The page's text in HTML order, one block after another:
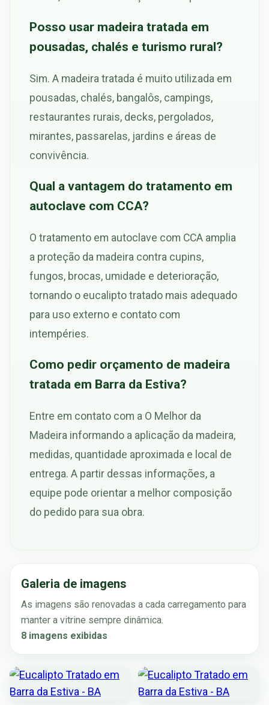
Posso usar madeira tratada em
pousadas, chalés e turismo rural?
Sim. A madeira tratada é muito utilizada em
pousadas, chalés, bangalôs, campings,
restaurantes rurais, decks, pergolados,
mirantes, passarelas, jardins e áreas de
convivência.
Qual a vantagem do tratamento em
autoclave com CCA?
O tratamento em autoclave com CCA amplia
a proteção da madeira contra cupins,
fungos, brocas, umidade e deterioração,
tornando o eucalipto tratado mais adequado
para uso externo e contato com
intempéries.
Como pedir orçamento de madeira
tratada em Barra da Estiva?
Entre em contato com a O Melhor da
Madeira informando a aplicação da madeira,
medidas, quantidade aproximada e local de
entrega. A partir dessas informações, a
equipe pode orientar a melhor composição
do pedido para sua obra.
Galeria de imagens
As imagens são renovadas a cada carregamento para
manter a vitrine sempre dinâmica.
8 imagens exibidas